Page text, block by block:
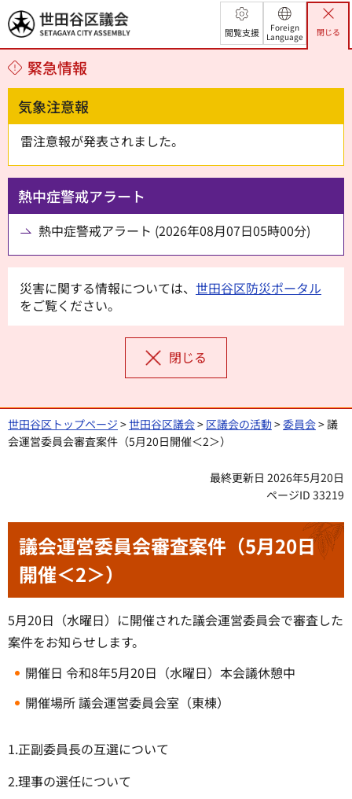
世田谷区議会
閲覧支援
Foreign
Language
閉じる
緊急情報
気象注意報
雷注意報が発表されました。
熱中症警戒アラート
熱中症警戒アラート (2026年08月07日05時00分)
災害に関する情報については、 世田谷区防災ポータル
をご覧ください。
閉じる
世田谷区トップページ >世田谷区議会> 区議会の活動>委員会> 議
会運営委員会審査案件（5月20日開催＜2＞）
最終更新日 2026年5月20日
ページID 33219
議会運営委員会審査案件（5月20日
開催＜2＞）
5月20日（水曜日）に開催された議会運営委員会で審査した
案件をお知らせします。
開催日 令和8年5月20日（水曜日）本会議休憩中
開催場所 議会運営委員会室（東棟）
1.正副委員長の互選について
2.理事の選任について